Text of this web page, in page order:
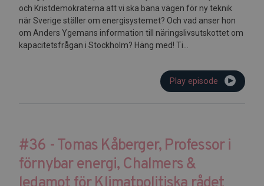
och Kristdemokraterna att vi ska bana vägen för ny teknik
när Sverige ställer om energisystemet? Och vad anser hon
om Anders Ygemans information till näringslivsutskottet om
kapacitetsfrågan i Stockholm? Häng med! Ti...
Play episode
#36 - Tomas Kåberger, Professor i
förnybar energi, Chalmers &